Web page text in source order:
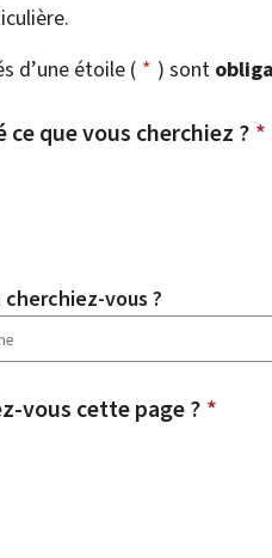
d’une étoile ( * ) sont
que vous cherchiez ? *
vous ?
vous cette page ? *